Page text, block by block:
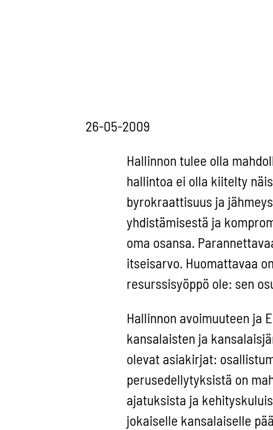
26-05-2009
Hallinnon tulee olla
hallintoa ei olla kiitelty
byrokraattisuus ja
yhdistämisestä ja
oma osansa.
itseisarvo. Huomattavaa
resurssisyöppö ole: sen
Hallinnon avoimuuteen ja
kansalaisten ja
olevat asiakirjat:
perusedellytyksistä on
ajatuksista ja
jokaiselle kansalaiselle